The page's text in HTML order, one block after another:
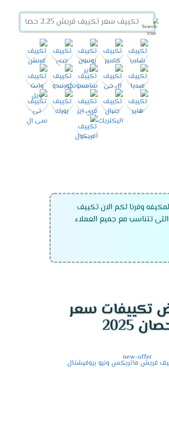
وفرنا لكم الان تكييف
تتناسب مع جميع العملاء
تكييفات سعر